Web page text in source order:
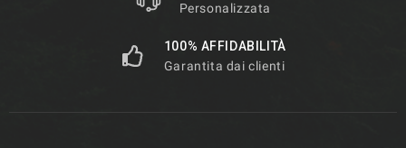
Personalizzata
100% AFFIDABILITÀ
Garantita dai clienti